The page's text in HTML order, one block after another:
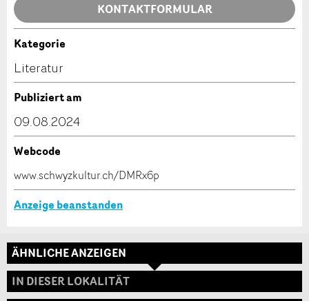
Nachricht
* Eingabe erforderlich
Zur Qualitätssicherung wird eine Kopie der E-Mail
* Eingabe erforderlich
Schliessen
KONTAKTFORMULAR
Kontakt
Verfassen Sie eine Nachricht für die Kontaktpersonen
Adresse
Kategorie
Literatur
Publiziert am
09.08.2024
Webcode
www.schwyzkultur.ch/DMRx6p
Anzeige beanstanden
ÄHNLICHE ANZEIGEN
IN DIESER LOKALITÄT